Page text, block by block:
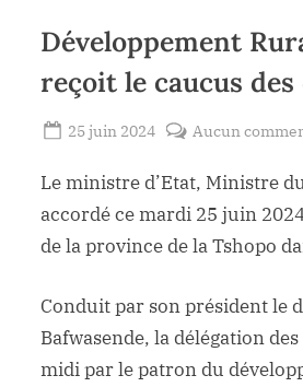
Développement
reçoit le caucus
Posted
25 juin 2024
Lacloche
Aucun
Le ministre d’Etat, Ministre
accordé ce mardi 25 juin
de la province de la Tshopo
Conduit par son président le
Bafwasende, la délégation
midi par le patron du